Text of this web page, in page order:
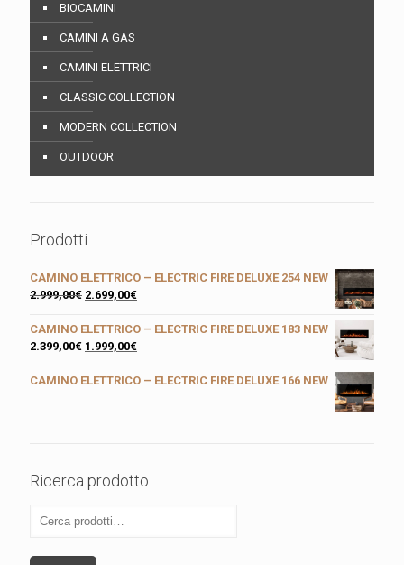
BIOCAMINI
CAMINI A GAS
CAMINI ELETTRICI
CLASSIC COLLECTION
MODERN COLLECTION
OUTDOOR
Prodotti
CAMINO ELETTRICO – ELECTRIC FIRE DELUXE 254 NEW
2.999,00€ 2.699,00€
CAMINO ELETTRICO – ELECTRIC FIRE DELUXE 183 NEW
2.399,00€ 1.999,00€
CAMINO ELETTRICO – ELECTRIC FIRE DELUXE 166 NEW
Ricerca prodotto